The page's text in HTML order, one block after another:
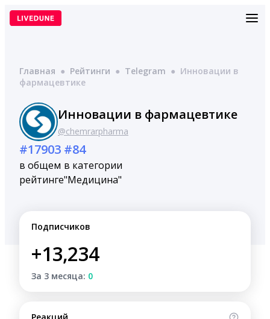
Перейти
Главная ● Рейтинги ● Telegram ● Инновации в
фармацевтике
Инновации в фармацевтике
@chemrarpharma
#17903
в общем
рейтинге
#84
в категории
"Медицина"
Подписчиков
+13,234
За 3 месяца: 0